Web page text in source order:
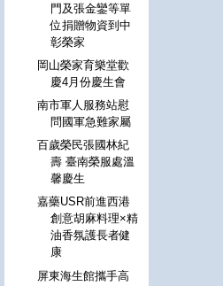
門及張金鑾等單
位捐贈物資到中
彰榮家
岡山榮家育樂堂歡
慶4月份慶生會
南市軍人服務站慰
問國軍急難家屬
百歲榮民張國林紀
壽 臺南榮服處溫
馨慶生
嘉藥USR前進西港
創意胡麻料理×精
油香氛護長者健
康
屏東海生館攜手高